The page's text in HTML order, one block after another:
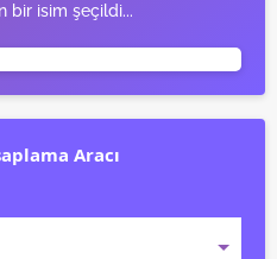
Kanunu uyarınca
okumak ve sitemizde
bir isim şeçildi...
Aracı